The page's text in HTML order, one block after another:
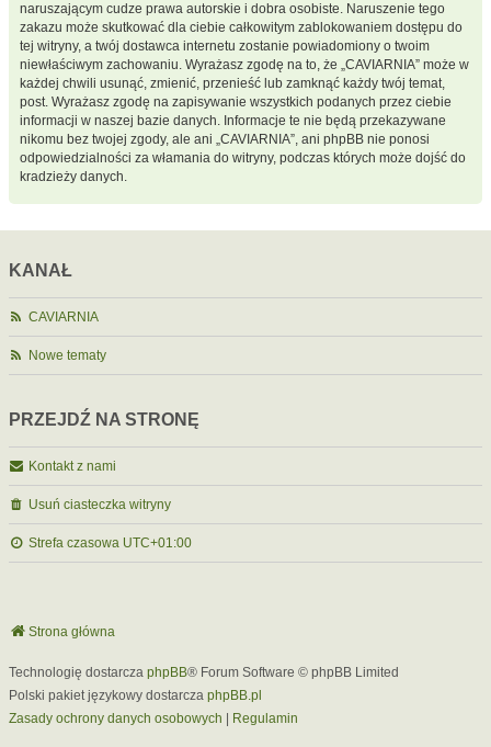
naruszającym cudze prawa autorskie i dobra osobiste. Naruszenie tego
zakazu może skutkować dla ciebie całkowitym zablokowaniem dostępu do
tej witryny, a twój dostawca internetu zostanie powiadomiony o twoim
niewłaściwym zachowaniu. Wyrażasz zgodę na to, że „CAVIARNIA” może w
każdej chwili usunąć, zmienić, przenieść lub zamknąć każdy twój temat,
post. Wyrażasz zgodę na zapisywanie wszystkich podanych przez ciebie
informacji w naszej bazie danych. Informacje te nie będą przekazywane
nikomu bez twojej zgody, ale ani „CAVIARNIA”, ani phpBB nie ponosi
odpowiedzialności za włamania do witryny, podczas których może dojść do
kradzieży danych.
KANAŁ
CAVIARNIA
Nowe tematy
PRZEJDŹ NA STRONĘ
Kontakt z nami
Usuń ciasteczka witryny
Strefa czasowa UTC+01:00
Strona główna
Technologię dostarcza phpBB® Forum Software © phpBB Limited
Polski pakiet językowy dostarcza phpBB.pl
Zasady ochrony danych osobowych
Regulamin